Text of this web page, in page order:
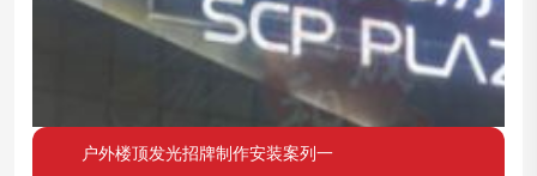
户外楼顶发光招牌制作安装案列一